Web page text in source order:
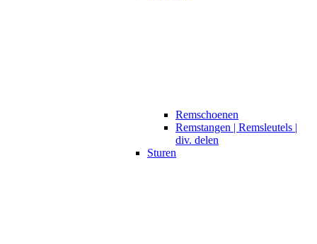
Remschoenen
Remstangen | Remsleutels |
div. delen
Sturen